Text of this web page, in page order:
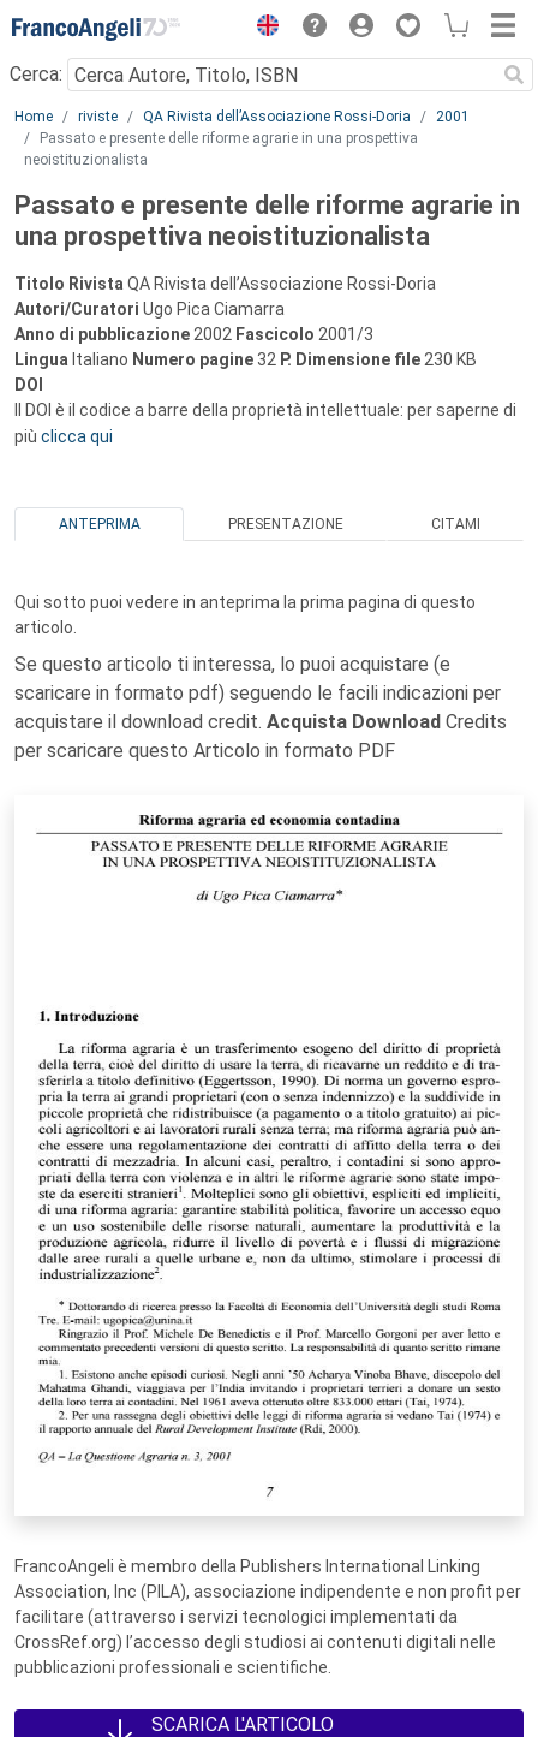
Menu
Cerca:
Main content
Home riviste QA Rivista dell’Associazione Rossi-Doria
2001
Passato e presente delle riforme agrarie in una prospettiva
neoistituzionalista
Passato e presente delle riforme agrarie in
una prospettiva neoistituzionalista
Titolo Rivista QA Rivista dell’Associazione Rossi-Doria
Autori/Curatori Ugo Pica Ciamarra
Anno di pubblicazione 2002 Fascicolo 2001/3
Lingua Italiano Numero pagine 32 P. Dimensione file 230 KB
DOI
Il DOI è il codice a barre della proprietà intellettuale: per saperne di
più clicca qui
ANTEPRIMA PRESENTAZIONE CITAMI
Qui sotto puoi vedere in anteprima la prima pagina di questo
articolo.
Se questo articolo ti interessa, lo puoi acquistare (e
scaricare in formato pdf) seguendo le facili indicazioni per
acquistare il download credit. Acquista Download Credits
per scaricare questo Articolo in formato PDF
FrancoAngeli è membro della Publishers International Linking
Association, Inc (PILA), associazione indipendente e non profit per
facilitare (attraverso i servizi tecnologici implementati da
CrossRef.org) l’accesso degli studiosi ai contenuti digitali nelle
pubblicazioni professionali e scientifiche.
SCARICA L'ARTICOLO